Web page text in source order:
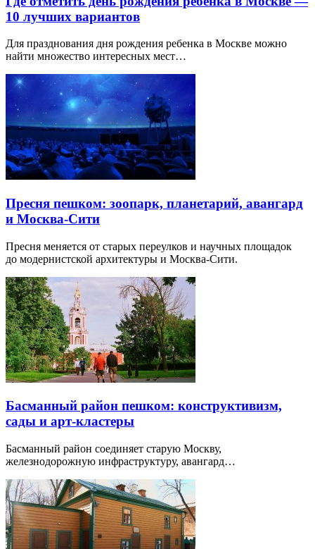
10 лучших вариантов
Для празднования дня рождения ребенка в Москве можно
найти множество интересных мест…
Пресня пешком: зоопарк, планетарий, авангард
и Москва-Сити
Пресня меняется от старых переулков и научных площадок
до модернистской архитектуры и Москва-Сити.
Басманный район пешком: конструктивизм,
сады и арт-кластеры
Басманный район соединяет старую Москву,
железнодорожную инфраструктуру, авангард…